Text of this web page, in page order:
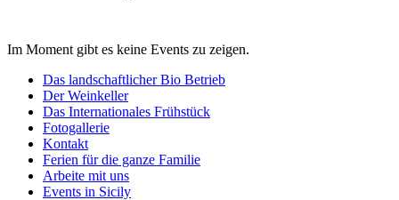
Im Moment gibt es keine Events zu zeigen.
Das landschaftlicher Bio Betrieb
Der Weinkeller
Das Internationales Frühstück
Fotogallerie
Kontakt
Ferien für die ganze Familie
Arbeite mit uns
Events in Sicily